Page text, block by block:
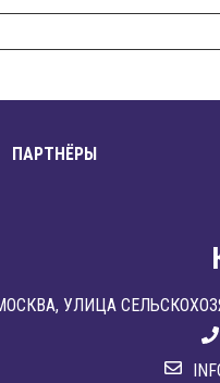
ПАРТНЁРЫ
УЛИЦА